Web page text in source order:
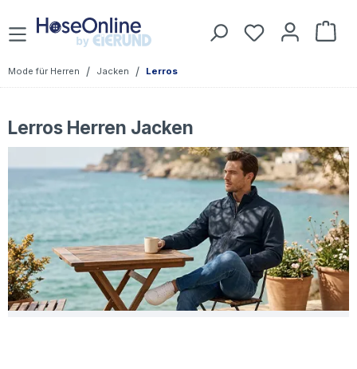
Zum Hauptinhalt springen Du hast 0
Mode für Herren / Jacken / Lerros
Lerros Herren Jacken